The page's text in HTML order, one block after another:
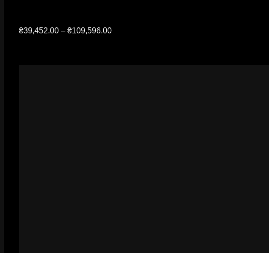
₴39,452.00 – ₴109,596.00Діапазон